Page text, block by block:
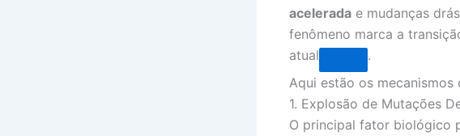
acelerada e mudanças
fenômeno marca a
atual
.
Aqui estão os mecanismos
1. Explosão de Mutações
O principal fator biológico